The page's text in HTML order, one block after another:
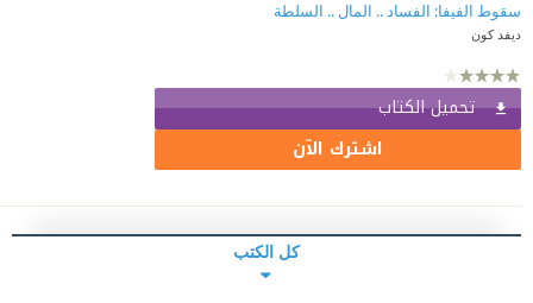
سقوط الفيفا: الفساد .. المال .. السلطة
ديفد كون
تحميل الكتاب
اشترك الآن
كل الكتب